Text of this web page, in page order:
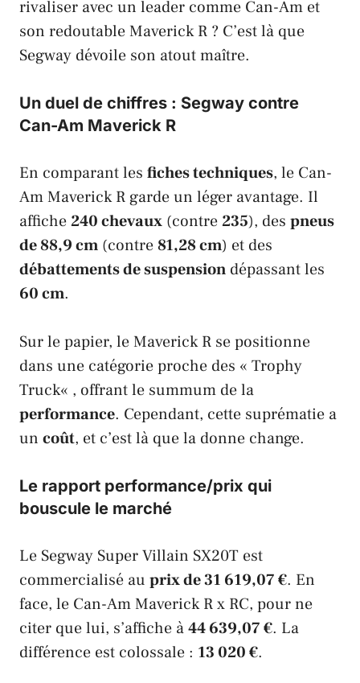
rivaliser avec un leader comme Can-Am et
son redoutableMaverick R ? C’est là que
Segway dévoile son atout maître.
Un duel de chiffres : Segway contre
Can-Am Maverick R
En comparant les fiches techniques, le Can-
Am Maverick R garde un léger avantage. Il
affiche240 chevaux (contre235), des pneus
de 88,9 cm (contre 81,28 cm) et des
débattements de suspension dépassant les
60 cm.
Sur le papier, leMaverick R se positionne
dans une catégorie proche des « Trophy
Truck« , offrant le summum de la
performance. Cependant, cette suprématie a
un coût, et c’est là que la donne change.
Le rapport performance/prix qui
bouscule le marché
Le Segway Super Villain SX20T est
commercialisé au prix de 31 619,07 €. En
face, le Can-Am Maverick R x RC, pour ne
citer que lui, s’affiche à44 639,07 €. La
différence est colossale : 13 020 €.